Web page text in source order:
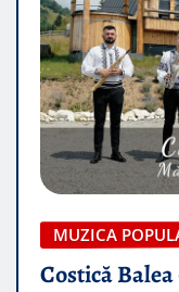
MUZICA
Costică